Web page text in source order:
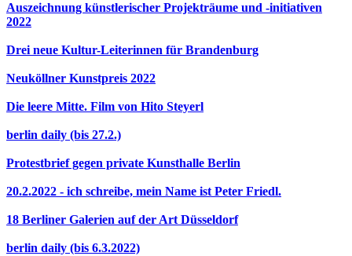
Auszeichnung künstlerischer Projekträume und -initiativen
2022
Drei neue Kultur-Leiterinnen für Brandenburg
Neuköllner Kunstpreis 2022
Die leere Mitte. Film von Hito Steyerl
berlin daily (bis 27.2.)
Protestbrief gegen private Kunsthalle Berlin
20.2.2022 - ich schreibe, mein Name ist Peter Friedl.
18 Berliner Galerien auf der Art Düsseldorf
berlin daily (bis 6.3.2022)